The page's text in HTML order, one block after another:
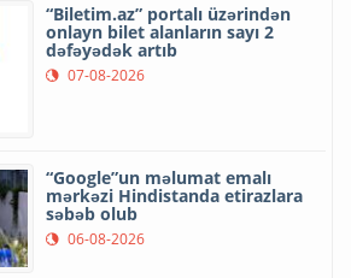
“Biletim.az” portalı üzərindən
onlayn bilet alanların sayı 2
dəfəyədək artıb
07-08-2026
“Google”un məlumat emalı
mərkəzi Hindistanda etirazlara
səbəb olub
06-08-2026